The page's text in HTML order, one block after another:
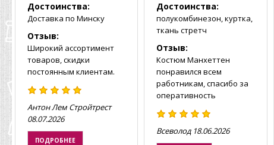
Достоинства:
Доставка по Минску
Отзыв:
Широкий ассортимент
товаров, скидки
постоянным клиентам.
Антон Лем Стройтрест
08.07.2026
ПОДРОБНЕЕ
Достоинства:
полукомбинезон, куртка,
ткань стретч
Отзыв:
Костюм Манхеттен
понравился всем
работникам, спасибо за
оперативность
Всеволод 18.06.2026